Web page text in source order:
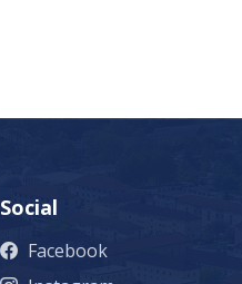
Social
Facebook